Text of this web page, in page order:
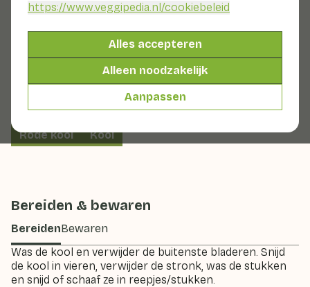
https://www.veggipedia.nl/cookiebeleid
Alles accepteren
Alleen noodzakelijk
Aanpassen
Nu in seizoen Groenten Koelkast
sluitkoolgewassen. Witte kool, spitskool en savooiekool
vallen hier ook onder. Rode kool is één van de oudste
koolsoorten. Er is zomer- en winter rode kool. De
blauwrode kleur van rode kool wordt veroorzaakt door
een natuurlijke kleurstof. De intensiteit van de rode
kool is afhankelijk van het ras.
Rode kool
Kool
Bereiden & bewaren
BereidenBewaren
Was de kool en verwijder de buitenste bladeren. Snijd
de kool in vieren, verwijder de stronk, was de stukken
en snijd of schaaf ze in reepjes/stukken.